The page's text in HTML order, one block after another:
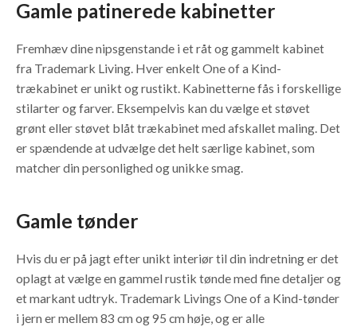
Gamle patinerede kabinetter
Fremhæv dine nipsgenstande i et råt og gammelt kabinet
fra Trademark Living. Hver enkelt One of a Kind-
trækabinet er unikt og rustikt. Kabinetterne fås i forskellige
stilarter og farver. Eksempelvis kan du vælge et støvet
grønt eller støvet blåt trækabinet med afskallet maling. Det
er spændende at udvælge det helt særlige kabinet, som
matcher din personlighed og unikke smag.
Gamle tønder
Hvis du er på jagt efter unikt interiør til din indretning er det
oplagt at vælge en gammel rustik tønde med fine detaljer og
et markant udtryk. Trademark Livings One of a Kind-tønder
i jern er mellem 83 cm og 95 cm høje, og er alle